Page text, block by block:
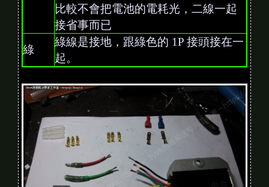
比較不會把電池的電耗光，二線一起
接省事而已
綠
綠線是接地，跟綠色的 1P 接頭接在一
起。